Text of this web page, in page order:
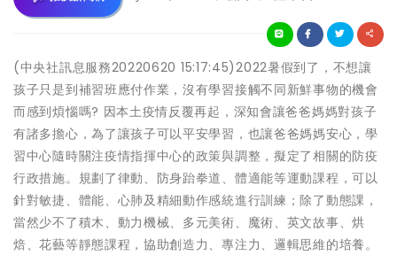
(中央社訊息服務20220620 15:17:45)2022暑假到了，不想讓
孩子只是到補習班應付作業，沒有學習接觸不同新鮮事物的機會
而感到煩惱嗎? 因本土疫情反覆再起，深知會讓爸爸媽媽對孩子
有諸多擔心，為了讓孩子可以平安學習，也讓爸爸媽媽安心，學
習中心隨時關注疫情指揮中心的政策與調整，擬定了相關的防疫
行政措施。規劃了律動、防身跆拳道、體適能等運動課程，可以
針對敏捷、體能、心肺及精細動作感統進行訓練；除了動態課，
當然少不了積木、動力機械、多元美術、魔術、英文故事、烘
焙、花藝等靜態課程，協助創造力、專注力、邏輯思維的培養。